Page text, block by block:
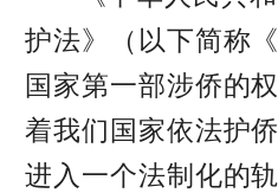
护法》（以下简称
国家第一部涉侨的
着我们国家依法护
进入一个法制化的